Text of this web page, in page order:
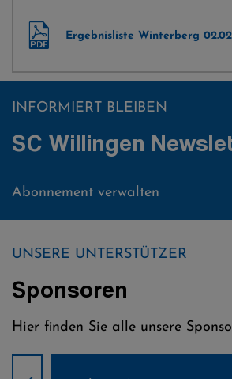
Ergebnisliste Winterberg
INFORMIERT BLEIBEN
SC Willingen
Abonnement verwalten
UNSERE UNTERSTÜTZER
Sponsoren
Hier finden Sie alle unsere